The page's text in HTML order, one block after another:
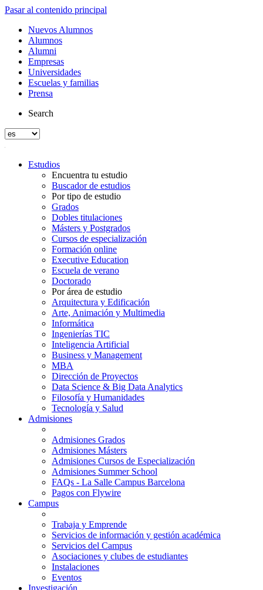
Pasar al contenido principal
Nuevos Alumnos
Alumnos
Alumni
Empresas
Universidades
Escuelas y familias
Prensa
Search
Estudios
Encuentra tu estudio
Buscador de estudios
Por tipo de estudio
Grados
Dobles titulaciones
Másters y Postgrados
Cursos de especialización
Formación online
Executive Education
Escuela de verano
Doctorado
Por área de estudio
Arquitectura y Edificación
Arte, Animación y Multimedia
Informática
Ingenierías TIC
Inteligencia Artificial
Business y Management
MBA
Dirección de Proyectos
Data Science & Big Data Analytics
Filosofía y Humanidades
Tecnología y Salud
Admisiones
Admisiones Grados
Admisiones Másters
Admisiones Cursos de Especialización
Admisiones Summer School
FAQs - La Salle Campus Barcelona
Pagos con Flywire
Campus
Trabaja y Emprende
Servicios de información y gestión académica
Servicios del Campus
Asociaciones y clubes de estudiantes
Instalaciones
Eventos
Investigación